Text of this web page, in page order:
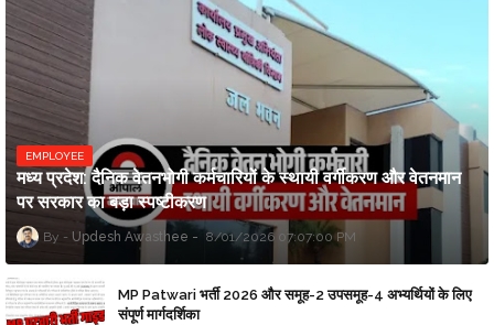
EMPLOYEE
मध्य प्रदेश: दैनिक वेतनभोगी कर्मचारियों के स्थायी वर्गीकरण और वेतनमान
पर सरकार का बड़ा स्पष्टीकरण
Updesh Awasthee 8/01/2026 07:07:00 PM
MP Patwari भर्ती 2026 और समूह-2 उपसमूह-4 अभ्यर्थियों के लिए
संपूर्ण मार्गदर्शिका